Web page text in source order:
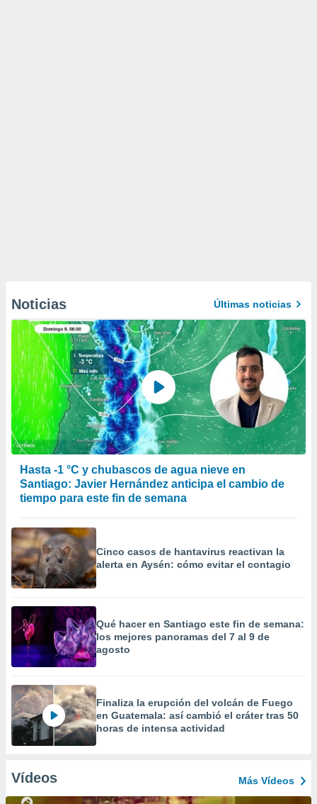
Noticias Últimas noticias
Hasta -1 °C y chubascos de agua nieve en
Santiago: Javier Hernández anticipa el cambio de
tiempo para este fin de semana
Cinco casos de hantavirus reactivan la
alerta en Aysén: cómo evitar el contagio
Qué hacer en Santiago este fin de semana:
los mejores panoramas del 7 al 9 de
agosto
Finaliza la erupción del volcán de Fuego
en Guatemala: así cambió el cráter tras 50
horas de intensa actividad
Vídeos Más Vídeos